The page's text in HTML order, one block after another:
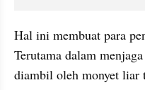
Hal ini membuat para
Terutama dalam
diambil oleh monyet liar